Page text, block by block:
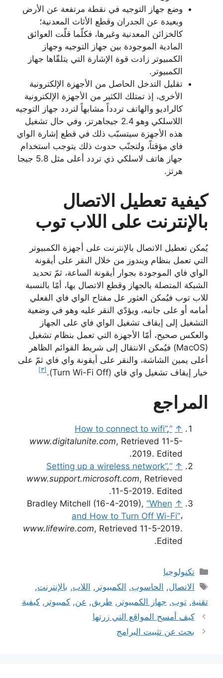
وضع جهاز التوجيه في نقطة مرتفعة عن الأرض
وبعيدة عن الجدران وقطع الأثاث المعدنية؛
كالخزائن المعدنية وغيرها، فكلّما قلّت العوائق
المادية الموجودة بين جهاز التوجيه وجهاز
الكمبيوتر زادت قوة الإشارة التي يتلقّاها جهاز
الكمبيوتر.
تقليل التدخل الحاصل من الأجهزة الإلكترونية
الأخرى، إذ تمتلك الكثير من الأجهزة الإلكترونية
كالراديو والهاتف تردداً مشابهاً لتردد جهاز التوجيه
اللاسلكي وهو 2.4 جيجاهرتز، وفي حال تشغيل
هذه الأجهزة سيتسبّب ذلك في قطع إشارة الواي
فاي مؤقتاً، ولتجنّب حدوث ذلك يتوجب استخدام
جهاز هاتف لاسلكي ذي تردد أعلى مثل 5.8 جيجا
هرتز.
كيفية تعطيل الاتصال
بالإنترنت على اللاب توب
يُمكن تعطيل الاتصال بالإنترنت على أجهزة الكمبيوتر
التي تعمل بنظام ويندوز من خلال النقر على أيقونة
الواي فاي الموجودة بجوار أيقونة الساعة، ثمّ تحديد
الشبكة المتصلة بالجهاز وقطع الاتصال بها، أمّا بالنسبة
للاب توب فيُمكن العثور عل مفتاح الواي فاي الفعلي
أمامه أو على جانبه، ويؤدّي النقر عليه وهو في وضعية
التشغيل إلى إيقاف تشغيل الواي فاي على الجهاز
والعكس صحيح، أمّا الأجهزة التي تعمل بنظام تشغيل
(MacOS) فيُمكن الانتقال إلى شريط القوائم الظاهر
أعلى يمين الشاشة، والنقر على أيقونة واي فاي ثمّ على
خيار إيقاف تشغيل واي فاي (Turn Wi-Fi Off).
[٣]
المراجع
↑
“How to connect to wifi”
,
www.digitalunite.com, Retrieved 11-5-
2019. Edited.
↑
“Setting up a wireless network”
,
www.support.microsoft.com, Retrieved
11-5-2019. Edited.
↑
Bradley Mitchell (16-4-2019), “When
and How to Turn Off Wi-Fi”،
www.lifewire.com, Retrieved 11-5-2019.
Edited.
التصنيفات
تكنولوجيا
الوسوم
الاتصال, الحاسوب, الكمبيوتر , اللاب, بالإنترنت,
تقنية, توب, جهاز الكمبيوتر , طريق, عن, كمبيوتر , كيفية
كيف أمسح المواقع التي زرتها
بحث عن تثبيت البرامج